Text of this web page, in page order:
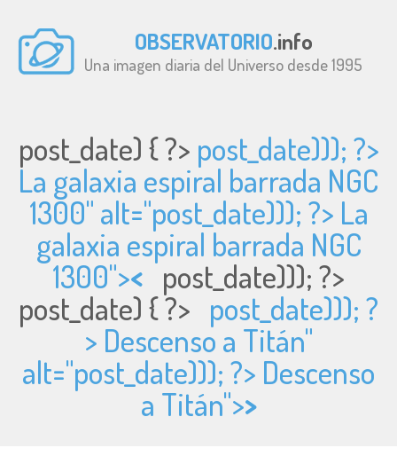
OBSERVATORIO.info
Una imagen diaria del Universo desde 1995
post_date) { ?> post_date))); ?>
La galaxia espiral barrada NGC
1300" alt="post_date))); ?> La
galaxia espiral barrada NGC
1300">< post_date))); ?>
post_date) { ?> post_date))); ?
> Descenso a Titán"
alt="post_date))); ?> Descenso
a Titán">>